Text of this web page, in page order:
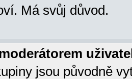
Má svůj důvod.
jsou původně